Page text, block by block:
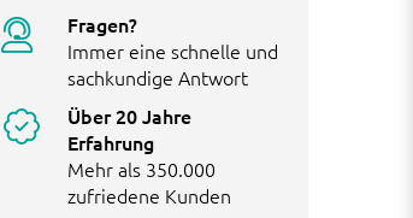
Fragen?
Immer eine schnelle und
sachkundige Antwort
Über 20 Jahre
Erfahrung
Mehr als 350.000
zufriedene Kunden